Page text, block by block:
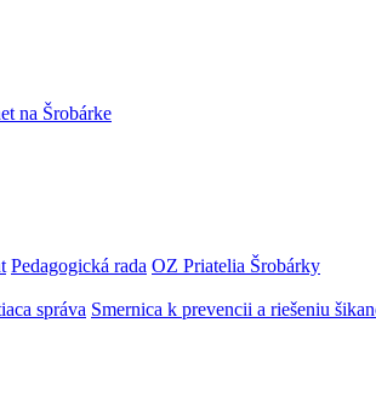
na Šrobárke
Pedagogická rada OZ Priatelia Šrobárky
správa Smernica k prevencii a riešeniu